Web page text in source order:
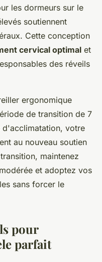
les dormeurs sur le
soutiennent
Cette conception
cervical optimal et
des réveils
ergonomique
de transition de 7
d'acclimatation, votre
au nouveau soutien
maintenez
et adoptez vos
sans forcer le
pour
parfait